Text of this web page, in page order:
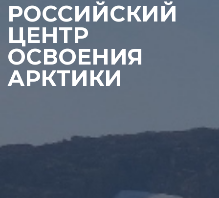
РОССИЙСКИЙ
ЦЕНТР
ОСВОЕНИЯ
АРКТИКИ